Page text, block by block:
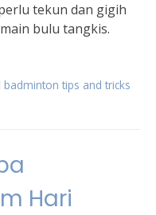
tekun dan gigih
bulu tangkis.
badminton tips and tricks
Hari